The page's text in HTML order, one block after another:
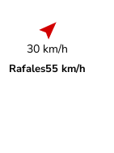
30 km/h
Rafales55 km/h